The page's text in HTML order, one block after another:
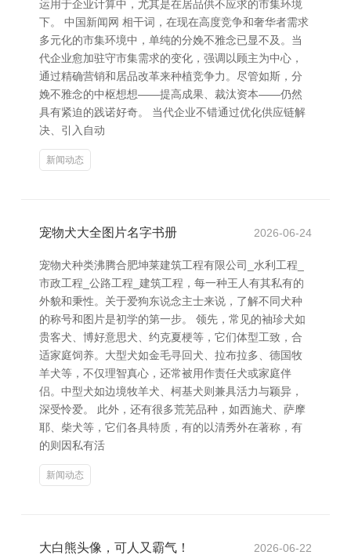
运用于企业计算中，尤其是在居品供不应求的市集环境
下。 中国新闻网 相干词，在现在高度竞争和奢华者需求
多元化的市集环境中，单纯的分娩不雅念已显不及。当
代企业愈加驻守市集需求的变化，强调以顾主为中心，
通过精确营销和居品改革来种植竞争力。尽管如斯，分
娩不雅念的中枢想想——提高成果、裁汰资本——仍然
具有紧迫的践诺好奇。 当代企业不错通过优化供应链解
决、引入自动
新闻动态
宠物犬大全图片名字书册 2026-06-24
宠物犬种类沸腾合肥坤莱建筑工程有限公司_水利工程_
市政工程_公路工程_建筑工程，每一种王人有其私有的
外貌和秉性。关于爱狗东说念主士来说，了解不同犬种
的称号和图片是初学的第一步。 领先，常见的袖珍犬如
贵客犬、博好意思犬、约克夏梗等，它们体型工致，合
适家庭饲养。大型犬如金毛寻回犬、拉布拉多、德国牧
羊犬等，不仅理智真心，还常被用作责任犬或家庭伴
侣。中型犬如边境牧羊犬、柯基犬则兼具活力与颖异，
深受怜爱。 此外，还有很多荒芜品种，如西施犬、萨摩
耶、柴犬等，它们各具特质，有的以清秀外在著称，有
的则因私有活
新闻动态
大白熊头像，可人又霸气！ 2026-06-22